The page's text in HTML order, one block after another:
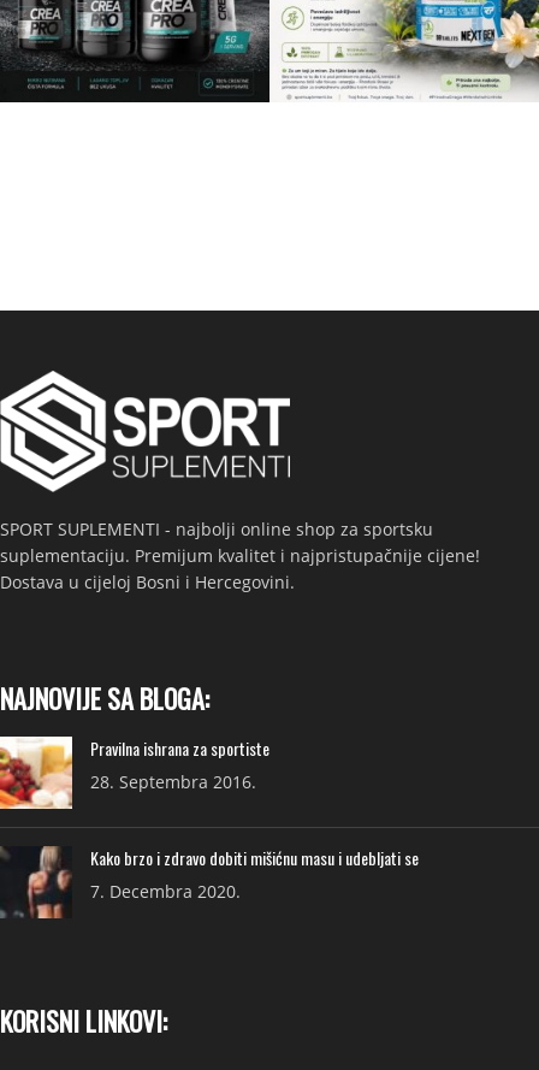
SPORT SUPLEMENTI - najbolji online shop za sportsku
suplementaciju. Premijum kvalitet i najpristupačnije cijene!
Dostava u cijeloj Bosni i Hercegovini.
NAJNOVIJE SA BLOGA:
Pravilna ishrana za sportiste
28. Septembra 2016.
Kako brzo i zdravo dobiti mišićnu masu i udebljati se
7. Decembra 2020.
KORISNI LINKOVI: